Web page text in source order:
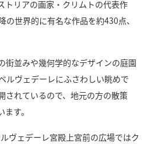
トリアの画家・クリムトの代表作
の世界的に有名な作品を約430点、
街並みや幾何学的なデザインの庭園
ルヴェデーレにふさわしい眺めで
されているので、地元の方の散策
す。
ヴェデーレ宮殿上宮前の広場ではク